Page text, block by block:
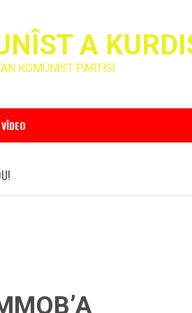
A
KOMÜNİST PARTİSİ
VÎDEO